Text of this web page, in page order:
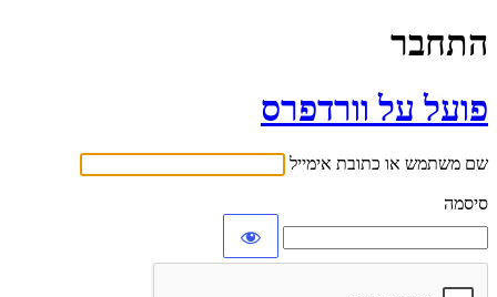
התחבר
פועל על וורדפרס
שם משתמש או כתובת אימייל
סיסמה